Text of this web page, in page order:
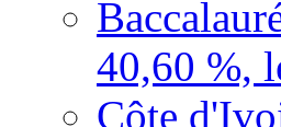
40,60 %,
Côte